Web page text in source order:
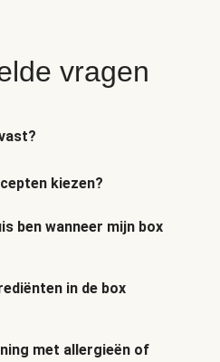
vragen
kiezen?
ben wanneer mijn box
in de box
met allergieën of